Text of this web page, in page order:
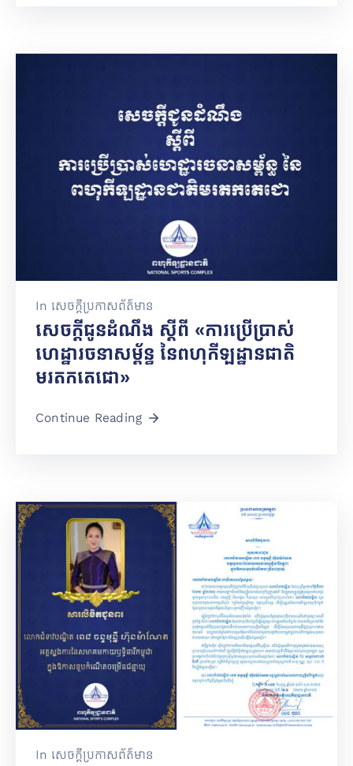
In សេចក្តីប្រកាសព័ត៌មាន
សេចក្ដីជូនដំណឹង ស្ដីពី «ការប្រើប្រាស់
ហេដ្ឋារចនាសម្ព័ន្ធ នៃពហុកីឡដ្ឋានជាតិ
មរតកតេជោ»
Continue Reading
In សេចក្តីប្រកាសព័ត៌មាន